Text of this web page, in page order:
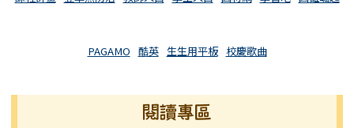
PAGAMO 酷英 生生用平板 校慶歌曲
閱讀專區